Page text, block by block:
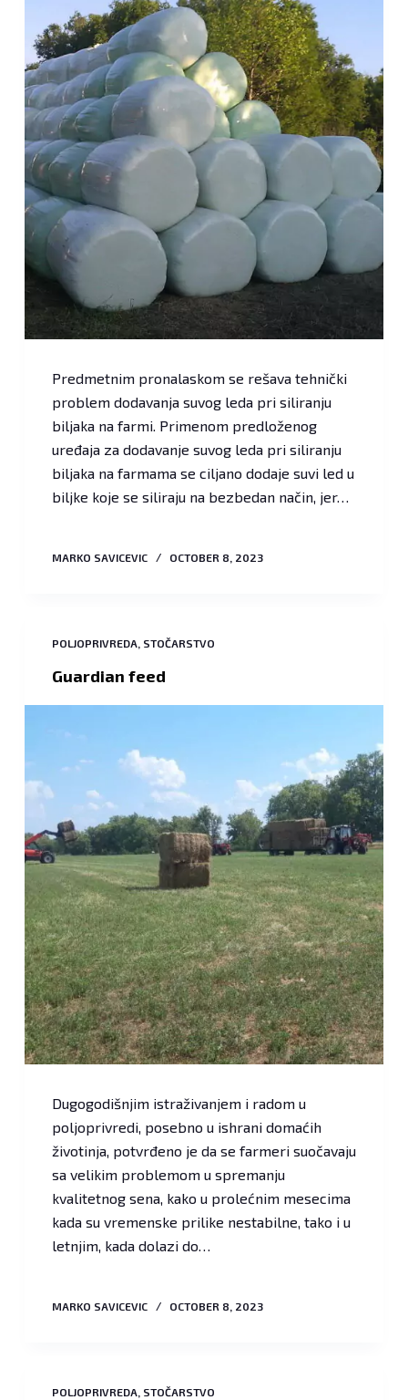
Predmetnim pronalaskom se rešava tehnički
problem dodavanja suvog leda pri siliranju
biljaka na farmi. Primenom predloženog
uređaja za dodavanje suvog leda pri siliranju
biljaka na farmama se ciljano dodaje suvi led u
biljke koje se siliraju na bezbedan način, jer…
MARKO SAVICEVIC OCTOBER 8, 2023
POLJOPRIVREDA, STOČARSTVO
Guardian feed
Dugogodišnjim istraživanjem i radom u
poljoprivredi, posebno u ishrani domaćih
životinja, potvrđeno je da se farmeri suočavaju
sa velikim problemom u spremanju
kvalitetnog sena, kako u prolećnim mesecima
kada su vremenske prilike nestabilne, tako i u
letnjim, kada dolazi do…
MARKO SAVICEVIC OCTOBER 8, 2023
POLJOPRIVREDA, STOČARSTVO